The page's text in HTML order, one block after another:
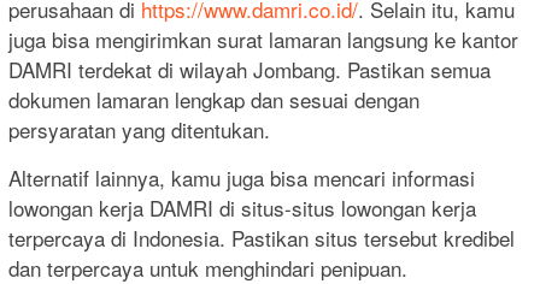
perusahaan di https://www.damri.co.id/. Selain itu, kamu
juga bisa mengirimkan surat lamaran langsung ke kantor
DAMRI terdekat di wilayah Jombang. Pastikan semua
dokumen lamaran lengkap dan sesuai dengan
persyaratan yang ditentukan.
Alternatif lainnya, kamu juga bisa mencari informasi
lowongan kerja DAMRI di situs-situs lowongan kerja
terpercaya di Indonesia. Pastikan situs tersebut kredibel
dan terpercaya untuk menghindari penipuan.